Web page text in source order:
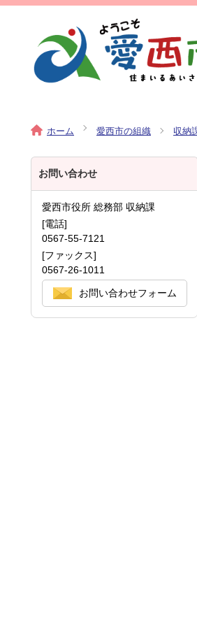
ホーム 愛西市の組織 収納
お問い合わせ
愛西市役所 総務部 収納課
[電話]
0567-55-7121
[ファックス]
0567-26-1011
お問い合わせフォーム